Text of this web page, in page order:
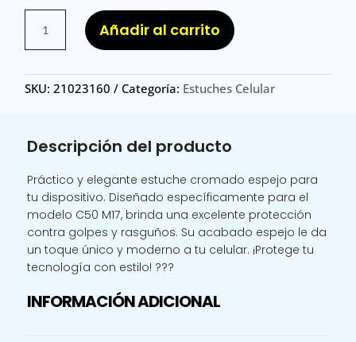
C50
M17
IPH
16
C50
CROMADO
ESPEJO
cantidad
Añadir al carrito
SKU:21023160 Categoría: Estuches Celular
Descripción del producto
Práctico y elegante estuche cromado espejo para
tu dispositivo. Diseñado específicamente para el
modelo C50 M17, brinda una excelente protección
contra golpes y rasguños. Su acabado espejo le da
un toque único y moderno a tu celular. ¡Protege tu
tecnología con estilo! ???
INFORMACIÓN ADICIONAL